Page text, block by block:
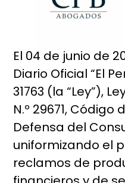
El 04 de junio de
Diario Oficial “El
31763 (la “Ley”),
N.º 29671, Código
Defensa del
uniformizando el
reclamos de